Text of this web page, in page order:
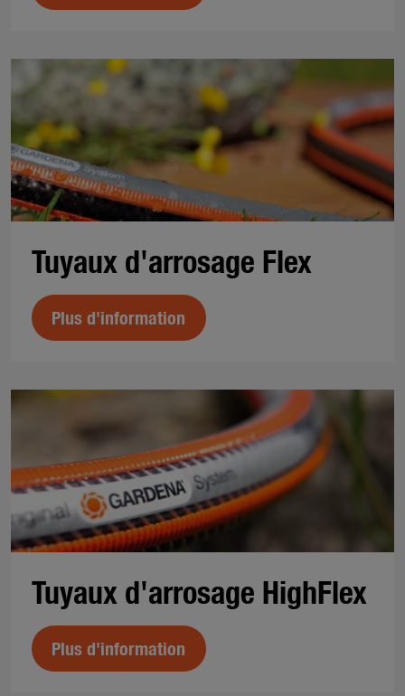
Tuyaux d'arrosage Flex
Plus d'information
Tuyaux d'arrosage HighFlex
Plus d'information